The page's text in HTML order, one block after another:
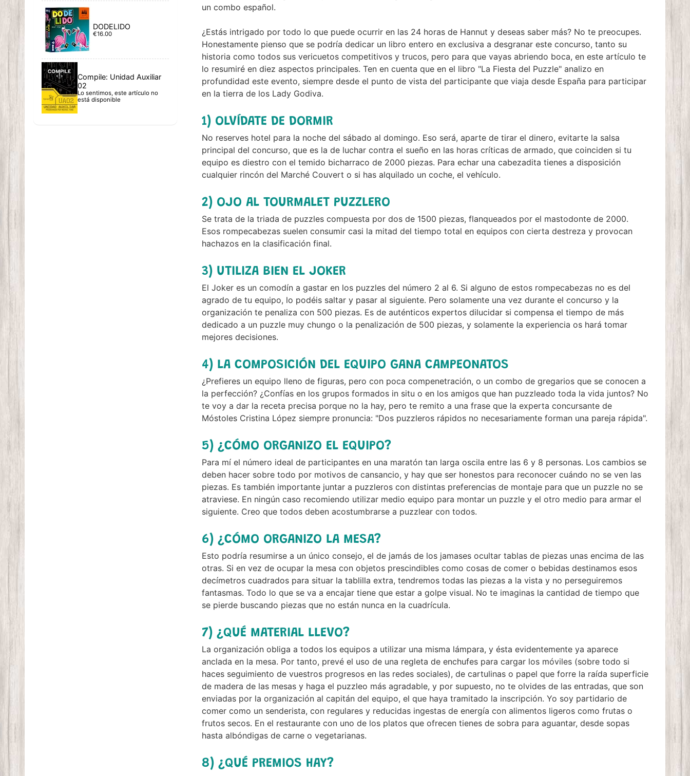
DODELIDO
€16.00
Compile: Unidad Auxiliar
02
Lo sentimos, este artículo no
está disponible
un combo español.
¿Estás intrigado por todo lo que puede ocurrir en las 24 horas de Hannut y deseas saber más? No te preocupes.
Honestamente pienso que se podría dedicar un libro entero en exclusiva a desgranar este concurso, tanto su
historia como todos sus vericuetos competitivos y trucos, pero para que vayas abriendo boca, en este artículo te
lo resumiré en diez aspectos principales. Ten en cuenta que en el libro "La Fiesta del Puzzle" analizo en
profundidad este evento, siempre desde el punto de vista del participante que viaja desde España para participar
en la tierra de los Lady Godiva.
1) OLVÍDATE DE DORMIR
No reserves hotel para la noche del sábado al domingo. Eso será, aparte de tirar el dinero, evitarte la salsa
principal del concurso, que es la de luchar contra el sueño en las horas críticas de armado, que coinciden si tu
equipo es diestro con el temido bicharraco de 2000 piezas. Para echar una cabezadita tienes a disposición
cualquier rincón del Marché Couvert o si has alquilado un coche, el vehículo.
2) OJO AL TOURMALET PUZZLERO
Se trata de la triada de puzzles compuesta por dos de 1500 piezas, flanqueados por el mastodonte de 2000.
Esos rompecabezas suelen consumir casi la mitad del tiempo total en equipos con cierta destreza y provocan
hachazos en la clasificación final.
3) UTILIZA BIEN EL JOKER
El Joker es un comodín a gastar en los puzzles del número 2 al 6. Si alguno de estos rompecabezas no es del
agrado de tu equipo, lo podéis saltar y pasar al siguiente. Pero solamente una vez durante el concurso y la
organización te penaliza con 500 piezas. Es de auténticos expertos dilucidar si compensa el tiempo de más
dedicado a un puzzle muy chungo o la penalización de 500 piezas, y solamente la experiencia os hará tomar
mejores decisiones.
4) LA COMPOSICIÓN DEL EQUIPO GANA CAMPEONATOS
¿Prefieres un equipo lleno de figuras, pero con poca compenetración, o un combo de gregarios que se conocen a
la perfección? ¿Confías en los grupos formados in situ o en los amigos que han puzzleado toda la vida juntos? No
te voy a dar la receta precisa porque no la hay, pero te remito a una frase que la experta concursante de
Móstoles Cristina López siempre pronuncia: "Dos puzzleros rápidos no necesariamente forman una pareja rápida".
5) ¿CÓMO ORGANIZO EL EQUIPO?
Para mí el número ideal de participantes en una maratón tan larga oscila entre las 6 y 8 personas. Los cambios se
deben hacer sobre todo por motivos de cansancio, y hay que ser honestos para reconocer cuándo no se ven las
piezas. Es también importante juntar a puzzleros con distintas preferencias de montaje para que un puzzle no se
atraviese. En ningún caso recomiendo utilizar medio equipo para montar un puzzle y el otro medio para armar el
siguiente. Creo que todos deben acostumbrarse a puzzlear con todos.
6) ¿CÓMO ORGANIZO LA MESA?
Esto podría resumirse a un único consejo, el de jamás de los jamases ocultar tablas de piezas unas encima de las
otras. Si en vez de ocupar la mesa con objetos prescindibles como cosas de comer o bebidas destinamos esos
decímetros cuadrados para situar la tablilla extra, tendremos todas las piezas a la vista y no perseguiremos
fantasmas. Todo lo que se va a encajar tiene que estar a golpe visual. No te imaginas la cantidad de tiempo que
se pierde buscando piezas que no están nunca en la cuadrícula.
7) ¿QUÉ MATERIAL LLEVO?
La organización obliga a todos los equipos a utilizar una misma lámpara, y ésta evidentemente ya aparece
anclada en la mesa. Por tanto, prevé el uso de una regleta de enchufes para cargar los móviles (sobre todo si
haces seguimiento de vuestros progresos en las redes sociales), de cartulinas o papel que forre la raída superficie
de madera de las mesas y haga el puzzleo más agradable, y por supuesto, no te olvides de las entradas, que son
enviadas por la organización al capitán del equipo, el que haya tramitado la inscripción. Yo soy partidario de
comer como un senderista, con regulares y reducidas ingestas de energía con alimentos ligeros como frutas o
frutos secos. En el restaurante con uno de los platos que ofrecen tienes de sobra para aguantar, desde sopas
hasta albóndigas de carne o vegetarianas.
8) ¿QUÉ PREMIOS HAY?